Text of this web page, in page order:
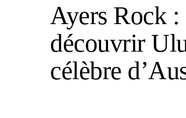
Ayers Rock
découvrir
célèbre